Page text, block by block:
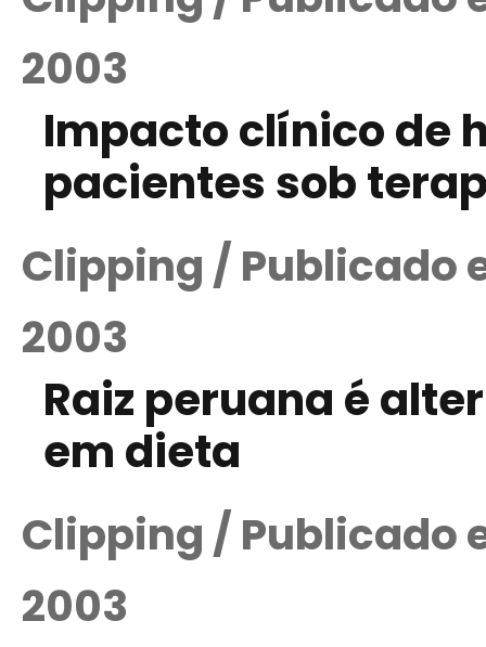
2003
Impacto clínico de
pacientes sob
Clipping / Publicado
2003
Raiz peruana é
em dieta
Clipping / Publicado
2003